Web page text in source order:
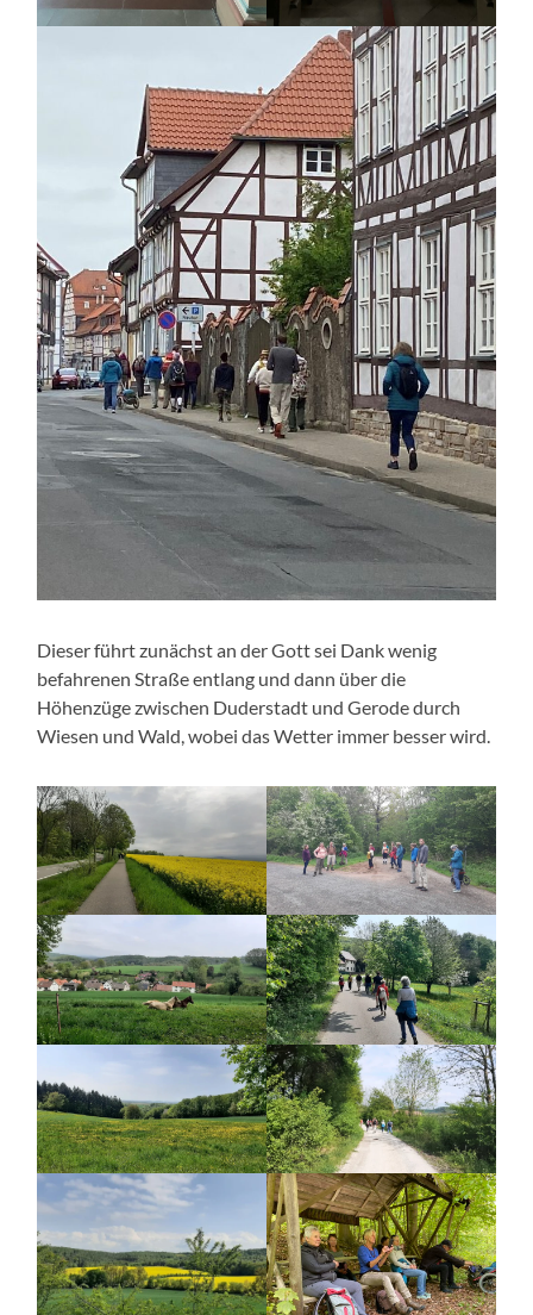
Dieser führt zunächst an der Gott sei Dank wenig
befahrenen Straße entlang und dann über die
Höhenzüge zwischen Duderstadt und Gerode durch
Wiesen und Wald, wobei das Wetter immer besser wird.